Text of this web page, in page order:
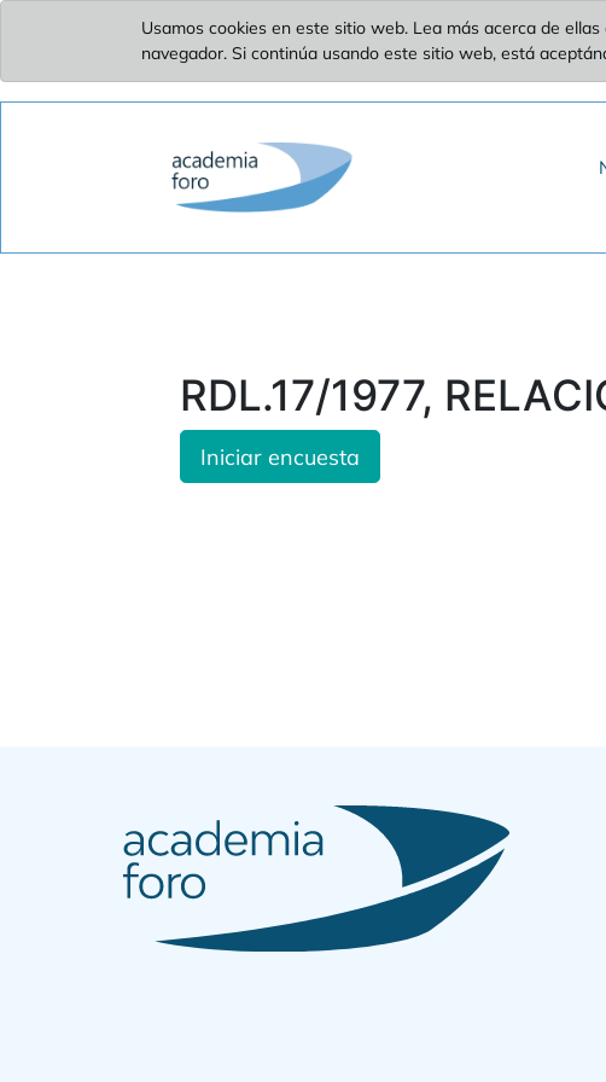
Usamos cookies en este sitio web. Lea más acerca de
navegador. Si continúa usando este sitio web, está
RDL.17/1977,
Iniciar encuesta